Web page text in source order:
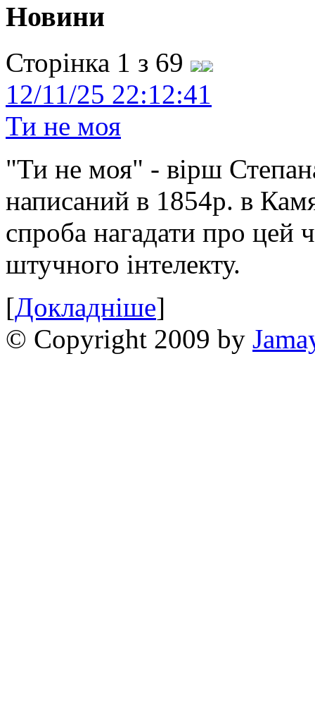
Новини
Сторінка 1 з 69
12/11/25 22:12:41
Ти не моя
"Ти не моя" - вірш
написаний в 1854р. в
спроба нагадати про цей
штучного інтелекту.
[Докладніше]
© Copyright 2009 by